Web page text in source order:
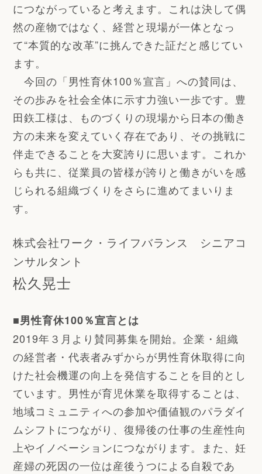
につながっていると考えます。これは決して偶
然の産物ではなく、経営と現場が一体となっ
て“本質的な改革”に挑んできた証だと感じてい
ます。
今回の「男性育休100％宣言」への賛同は、
その歩みを社会全体に示す力強い一歩です。豊
田鉃工様は、ものづくりの現場から日本の働き
方の未来を変えていく存在であり、その挑戦に
伴走できることを大変誇りに思います。これか
らも共に、従業員の皆様が誇りと働きがいを感
じられる組織づくりをさらに進めてまいりま
す。
株式会社ワーク・ライフバランス シニアコ
ンサルタント
松久晃士
■男性育休100％宣言とは
2019年３月より賛同募集を開始。企業・組織
の経営者・代表者みずからが男性育休取得に向
けた社会機運の向上を発信することを目的とし
ています。男性が育児休業を取得することは、
地域コミュニティへの参加や価値観のパラダイ
ムシフトにつながり、復帰後の仕事の生産性向
上やイノベーションにつながります。また、妊
産婦の死因の一位は産後うつによる自殺であ